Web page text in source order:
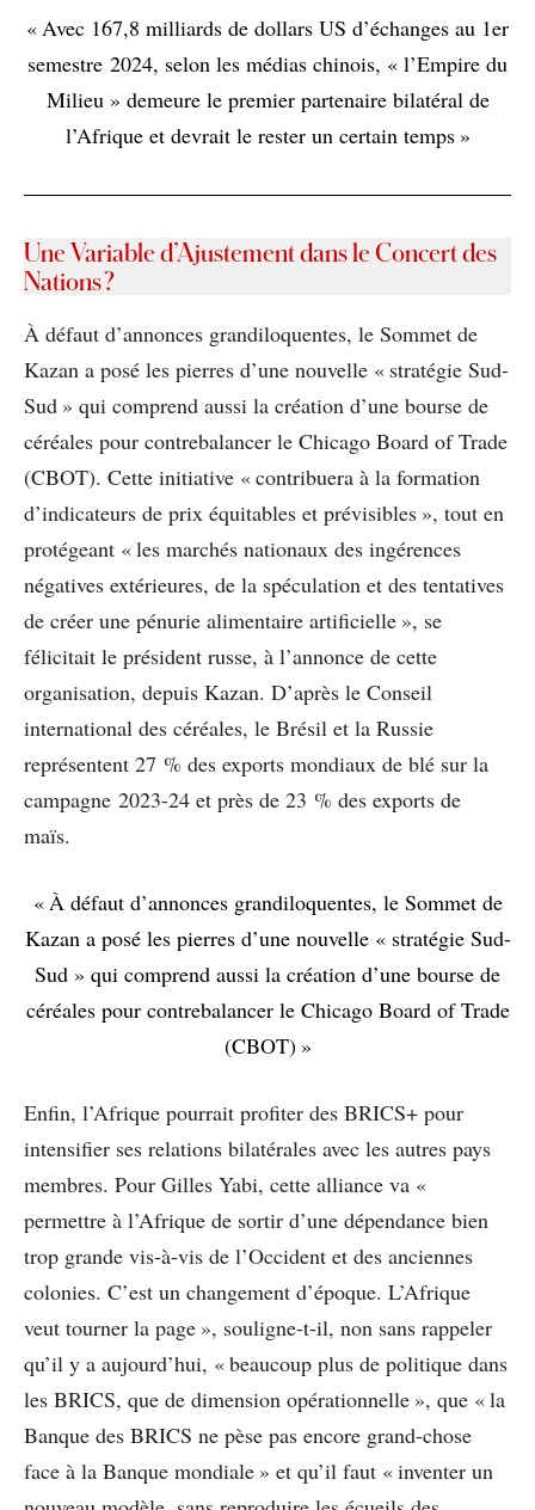
« Avec 167,8 milliards de dollars US d’échanges au 1er
semestre 2024, selon les médias chinois, « l’Empire du
Milieu » demeure le premier partenaire bilatéral de
l’Afrique et devrait le rester un certain temps »
Une Variable d’Ajustement dans le Concert des
Nations ?
À défaut d’annonces grandiloquentes, le Sommet de
Kazan a posé les pierres d’une nouvelle « stratégie Sud-
Sud » qui comprend aussi la création d’une bourse de
céréales pour contrebalancer le Chicago Board of Trade
(CBOT). Cette initiative « contribuera à la formation
d’indicateurs de prix équitables et prévisibles », tout en
protégeant « les marchés nationaux des ingérences
négatives extérieures, de la spéculation et des tentatives
de créer une pénurie alimentaire artificielle », se
félicitait le président russe, à l’annonce de cette
organisation, depuis Kazan. D’après le Conseil
international des céréales, le Brésil et la Russie
représentent 27 % des exports mondiaux de blé sur la
campagne 2023-24 et près de 23 % des exports de
maïs.
« À défaut d’annonces grandiloquentes, le Sommet de
Kazan a posé les pierres d’une nouvelle « stratégie Sud-
Sud » qui comprend aussi la création d’une bourse de
céréales pour contrebalancer le Chicago Board of Trade
(CBOT) »
Enfin, l’Afrique pourrait profiter des BRICS+ pour
intensifier ses relations bilatérales avec les autres pays
membres. Pour Gilles Yabi, cette alliance va «
permettre à l’Afrique de sortir d’une dépendance bien
trop grande vis-à-vis de l’Occident et des anciennes
colonies. C’est un changement d’époque. L’Afrique
veut tourner la page », souligne-t-il, non sans rappeler
qu’il y a aujourd’hui, « beaucoup plus de politique dans
les BRICS, que de dimension opérationnelle », que « la
Banque des BRICS ne pèse pas encore grand-chose
face à la Banque mondiale » et qu’il faut « inventer un